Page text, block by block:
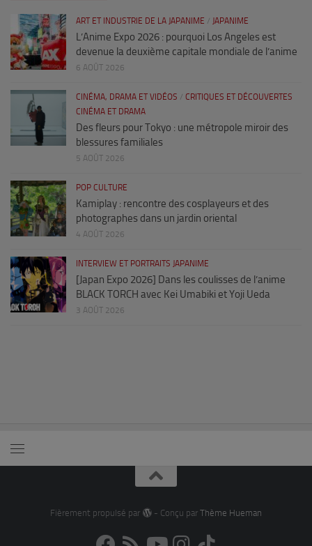
ART ET INDUSTRIE DE LA JAPANIME / JAPANIME
L’Anime Expo 2026 : pourquoi Los Angeles est
devenue la deuxième capitale mondiale de l’anime
6 AOÛT 2026
CINÉMA, DRAMA ET VIDÉOS / CRITIQUES ET DÉCOUVERTES
CINÉMA ET DRAMA
Des fleurs pour Tokyo : une métropole miroir des
blessures familiales
5 AOÛT 2026
POP CULTURE
Kamiplay : rencontre des cosplayeurs et des
photographes dans un jardin oriental
4 AOÛT 2026
INTERVIEW ET PORTRAITS JAPANIME
[Japan Expo 2026] Dans les coulisses de l’anime
BLACK TORCH avec Kei Umabiki et Yoji Ueda
3 AOÛT 2026
Fièrement propulsé par - Conçu par Thème Hueman